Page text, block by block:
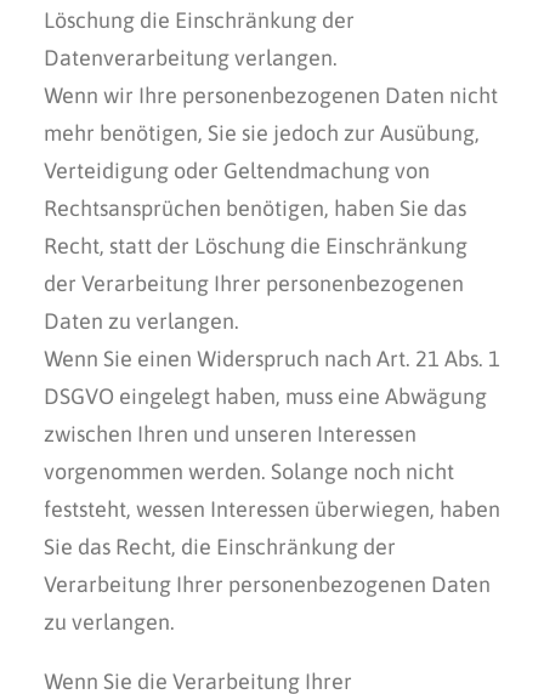
Löschung die Einschränkung der
Datenverarbeitung verlangen.
Wenn wir Ihre personenbezogenen Daten nicht
mehr benötigen, Sie sie jedoch zur Ausübung,
Verteidigung oder Geltendmachung von
Rechtsansprüchen benötigen, haben Sie das
Recht, statt der Löschung die Einschränkung
der Verarbeitung Ihrer personenbezogenen
Daten zu verlangen.
Wenn Sie einen Widerspruch nach Art. 21 Abs. 1
DSGVO eingelegt haben, muss eine Abwägung
zwischen Ihren und unseren Interessen
vorgenommen werden. Solange noch nicht
feststeht, wessen Interessen überwiegen, haben
Sie das Recht, die Einschränkung der
Verarbeitung Ihrer personenbezogenen Daten
zu verlangen.
Wenn Sie die Verarbeitung Ihrer